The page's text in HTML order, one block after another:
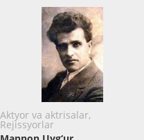
Aktyor va aktrisalar,
Rejissyorlar